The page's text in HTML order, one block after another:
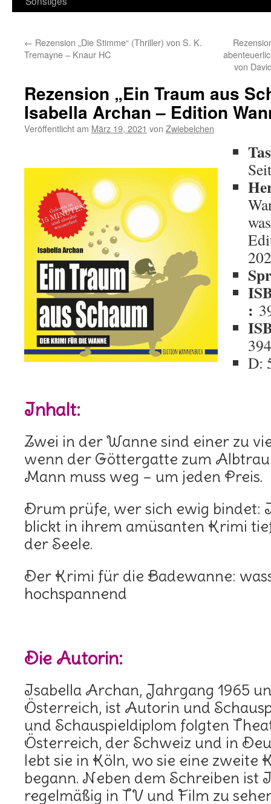
← Rezension „Die Stimme“ (Thriller) von S. K.
Tremayne – Knaur HC
von
Rezension „Ein Traum aus
Isabella Archan – Edition
Veröffentlicht am März 19, 2021 von Zwiebelchen
:
D:
Inhalt:
Zwei in der Wanne sind einer zu
wenn der Göttergatte zum
Mann muss weg – um jeden Preis.
Drum prüfe, wer sich ewig bindet:
blickt in ihrem amüsanten Krimi
der Seele.
Der Krimi für die Badewanne:
hochspannend
Die Autorin:
Isabella Archan, Jahrgang 1965
Österreich, ist Autorin und
und Schauspieldiplom folgten
Österreich, der Schweiz und in
lebt sie in Köln, wo sie eine zweite
begann. Neben dem Schreiben ist
regelmäßig in TV und Film zu